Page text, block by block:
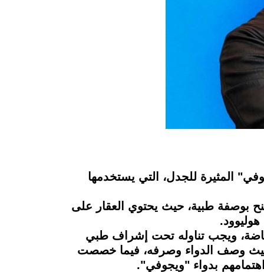
المثيرة للجدل، التي يستخدمها
بوصفة طبية، حيث يحتوي العقار على
ويجب تناوله تحت إشراف طبي
حيث وصف الدواء وصرفه، فيما خصصت
بدواء "ويجوفي".